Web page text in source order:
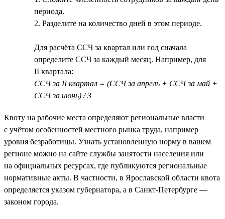
периода.
2. Разделите на количество дней в этом периоде.
Для расчёта ССЧ за квартал или год сначала
определите ССЧ за каждый месяц. Например, для
II квартала:
ССЧ за II квартал = (ССЧ за апрель + ССЧ за май +
ССЧ за июнь) / 3
Квоту на рабочие места определяют региональные власти
с учётом особенностей местного рынка труда, например
уровня безработицы. Узнать установленную норму в вашем
регионе можно на сайте службы занятости населения или
на официальных ресурсах, где публикуются региональные
нормативные акты. В частности, в Ярославской области квота
определяется указом губернатора, а в Санкт-Петербурге —
законом города.